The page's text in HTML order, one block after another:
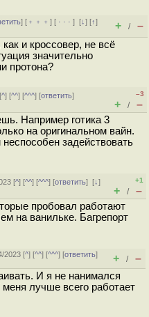
] [ ﹢﹢﹢] [ · · ·][↓] [↑]
+ / –
и кроссовер, не всё
значительно
протона?
^] [^^] [^^^] [ответить]
–3
+ / –
Например готика 3
на оригинальном вайн.
задействовать
[^] [^^] [^^^] [ответить][↓]
+1
+ / –
пробовал работают
на ванильке. Багрепорт
2023 [^] [^^] [^^^] [ответить]
+ / –
И я не нанимался
лучше всего работает